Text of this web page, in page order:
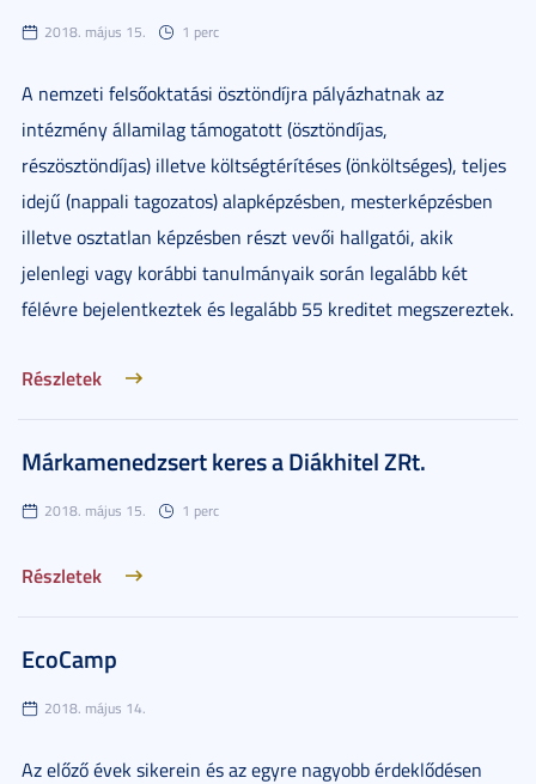
2018. május 15. 1 perc
A nemzeti felsőoktatási ösztöndíjra pályázhatnak az
intézmény államilag támogatott (ösztöndíjas,
részösztöndíjas) illetve költségtérítéses (önköltséges), teljes
idejű (nappali tagozatos) alapképzésben, mesterképzésben
illetve osztatlan képzésben részt vevői hallgatói, akik
jelenlegi vagy korábbi tanulmányaik során legalább két
félévre bejelentkeztek és legalább 55 kreditet megszereztek.
Részletek
Márkamenedzsert keres a Diákhitel ZRt.
2018. május 15. 1 perc
Részletek
EcoCamp
2018. május 14.
Az előző évek sikerein és az egyre nagyobb érdeklődésen